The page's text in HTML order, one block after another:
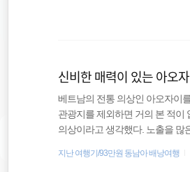
신비한 매력이 있는 아오
베트남의 전통 의상인 아오자이
관광지를 제외하면 거의 본 적이
의상이라고 생각했다. 노출을 많
아오자이의 특징이라면 긴 원피
지난 여행기/93만원 동남아 배낭여행
필리핀
호주
여행